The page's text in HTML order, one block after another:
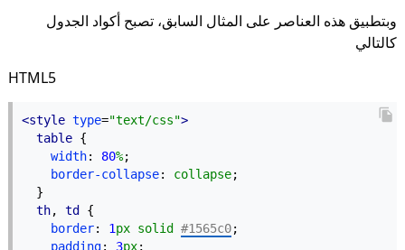
وبتطبيق هذه العناصر على المثال السابق، تصبح أكواد الجدول
كالتالي
HTML5
<style type="text/css">
table {
width: 80%;
border-collapse: collapse;
  }
th, td
{
border: 1px solid #1565c0;
padding: 3px;